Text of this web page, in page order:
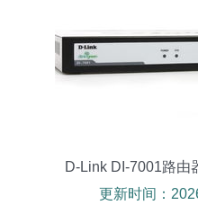
D-Link DI-7001路由
更新时间：